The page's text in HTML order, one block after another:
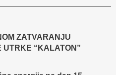
ZATVARANJU
UTRKE “KALATON”